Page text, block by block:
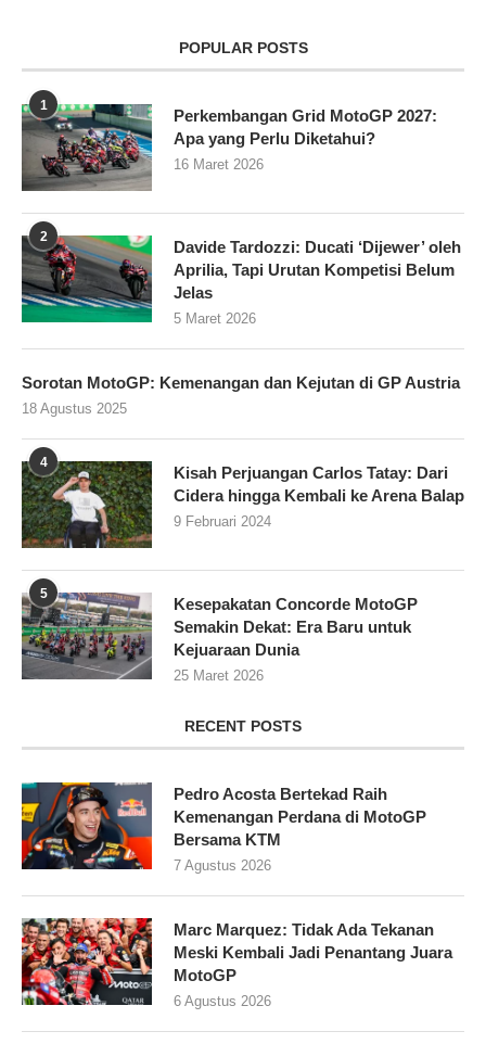
POPULAR POSTS
1
Perkembangan Grid MotoGP 2027:
Apa yang Perlu Diketahui?
16 Maret 2026
2
Davide Tardozzi: Ducati ‘Dijewer’ oleh
Aprilia, Tapi Urutan Kompetisi Belum
Jelas
5 Maret 2026
Sorotan MotoGP: Kemenangan dan Kejutan di GP Austria
18 Agustus 2025
4
Kisah Perjuangan Carlos Tatay: Dari
Cidera hingga Kembali ke Arena Balap
9 Februari 2024
5
Kesepakatan Concorde MotoGP
Semakin Dekat: Era Baru untuk
Kejuaraan Dunia
25 Maret 2026
RECENT POSTS
Pedro Acosta Bertekad Raih
Kemenangan Perdana di MotoGP
Bersama KTM
7 Agustus 2026
Marc Marquez: Tidak Ada Tekanan
Meski Kembali Jadi Penantang Juara
MotoGP
6 Agustus 2026